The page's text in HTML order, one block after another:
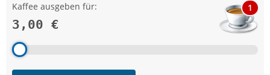
Kaffee ausgeben für:
3,00 €
1